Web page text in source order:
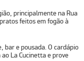
principalmente na Rua
feitos em fogão à
bar e pousada. O cardápio
La Cucinetta e prove